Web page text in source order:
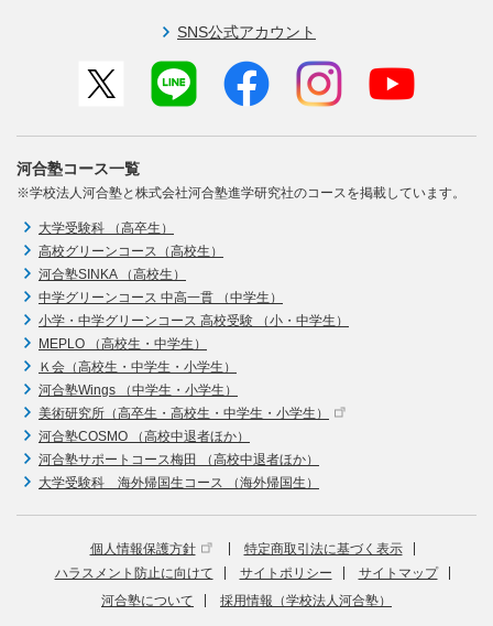
SNS公式アカウント
河合塾コース一覧
※学校法人河合塾と株式会社河合塾進学研究社のコースを掲載しています。
大学受験科 （高卒生）
高校グリーンコース（高校生）
河合塾SINKA （高校生）
中学グリーンコース 中高一貫 （中学生）
小学・中学グリーンコース 高校受験 （小・中学生）
MEPLO （高校生・中学生）
Ｋ会（高校生・中学生・小学生）
河合塾Wings （中学生・小学生）
美術研究所（高卒生・高校生・中学生・小学生）
河合塾COSMO （高校中退者ほか）
河合塾サポートコース梅田 （高校中退者ほか）
大学受験科 海外帰国生コース （海外帰国生）
個人情報保護方針
特定商取引法に基づく表示
ハラスメント防止に向けて
サイトポリシー
サイトマップ
河合塾について
採用情報（学校法人河合塾）